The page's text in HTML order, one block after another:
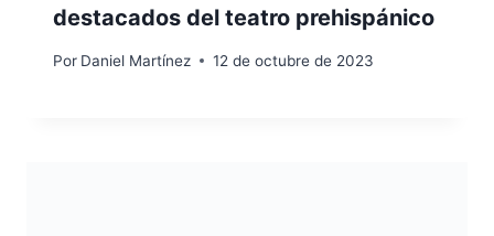
destacados del teatro prehispánico
Por Daniel Martínez 12 de octubre de 2023